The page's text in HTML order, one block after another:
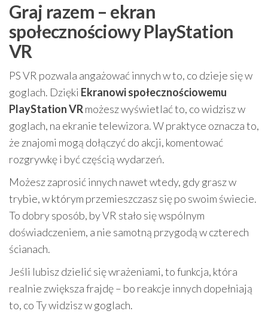
Graj razem – ekran
społecznościowy PlayStation
VR
PS VR pozwala angażować innych w to, co dzieje się w
goglach. Dzięki Ekranowi społecznościowemu
PlayStation VRmożesz wyświetlać to, co widzisz w
goglach, na ekranie telewizora. W praktyce oznacza to,
że znajomi mogą dołączyć do akcji, komentować
rozgrywkę i być częścią wydarzeń.
Możesz zaprosić innych nawet wtedy, gdy grasz w
trybie, w którym przemieszczasz się po swoim świecie.
To dobry sposób, by VR stało się wspólnym
doświadczeniem, a nie samotną przygodą w czterech
ścianach.
Jeśli lubisz dzielić się wrażeniami, to funkcja, która
realnie zwiększa frajdę – bo reakcje innych dopełniają
to, co Ty widzisz w goglach.